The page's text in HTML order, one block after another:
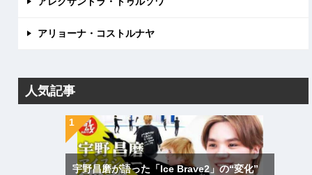
アリョーナ・コストルナヤ
人気記事
宇野昌磨が語った「Ice Brave2」の“変化”